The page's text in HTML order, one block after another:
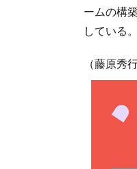
ームの構
している。
（藤原秀行